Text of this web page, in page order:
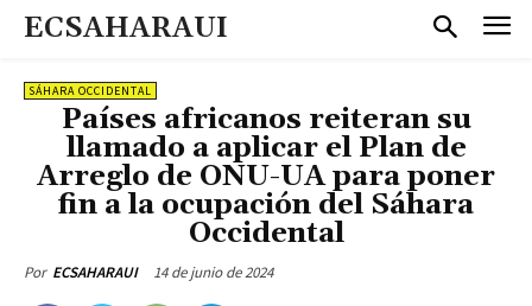
ECSAHARAUI
SÁHARA OCCIDENTAL
Países africanos reiteran su
llamado a aplicar el Plan de
Arreglo de ONU-UA para poner
fin a la ocupación del Sáhara
Occidental
Por ECSAHARAUI 14 de junio de 2024